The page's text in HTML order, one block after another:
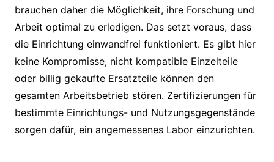
brauchen daher die Möglichkeit, ihre Forschung und
Arbeit optimal zu erledigen. Das setzt voraus, dass
die Einrichtung einwandfrei funktioniert. Es gibt hier
keine Kompromisse, nicht kompatible Einzelteile
oder billig gekaufte Ersatzteile können den
gesamten Arbeitsbetrieb stören. Zertifizierungen für
bestimmte Einrichtungs- und Nutzungsgegenstände
sorgen dafür, ein angemessenes Labor einzurichten.